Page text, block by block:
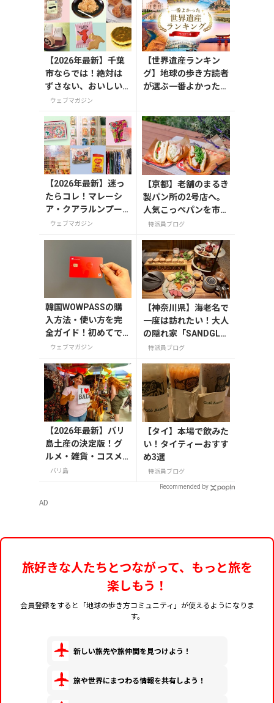
【2026年最新】千葉
市ならでは！絶対は
ずさない、おいしい
お土産10選
ウェブマガジン
【世界遺産ランキン
グ】地球の歩き方読者
が選ぶ一番よかった世
【2026年最新】迷っ
たらコレ！マレーシ
ア・クアラルンプー
ルで絶対買いたいお
ウェブマガジン
【京都】老舗のまるき
製パン所の2号店へ。
人気こっぺパンを市役
所で味わう
特派員ブログ
韓国WOWPASSの購
入方法・使い方を完
全ガイド！初めてで
も迷わない
ウェブマガジン
【神奈川県】海老名で
一度は訪れたい！大人
の隠れ家「SANDGLA
SS 熾火」で味わうア
特派員ブログ
【2026年最新】バリ
島土産の決定版！グ
ルメ・雑貨・コスメ
のおすすめ20選
バリ島
【タイ】本場で飲みた
い！タイティーおすす
め3選
特派員ブログ
Recommended by
AD
旅好きな人たちとつながって、もっと旅を
楽しもう！
会員登録をすると「地球の歩き方コミュニティ」が使えるようになりま
す。
新しい旅先や旅仲間を見つけよう！
旅や世界にまつわる情報を共有しよう！